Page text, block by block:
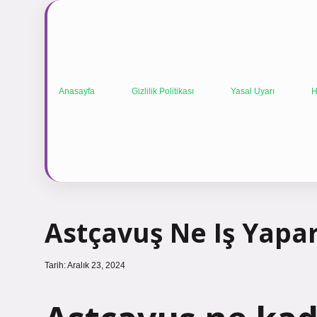
Anasayfa Gizlilik Politikası Yasal Uyarı
Astçavuş Ne Iş
Tarih: Aralık 23, 2024